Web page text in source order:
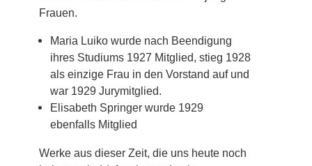
Frauen.
Maria Luiko wurde nach Beendigung
ihres Studiums 1927 Mitglied, stieg 1928
als einzige Frau in den Vorstand auf und
war 1929 Jurymitglied.
Elisabeth Springer wurde 1929
ebenfalls Mitglied
Werke aus dieser Zeit, die uns heute noch